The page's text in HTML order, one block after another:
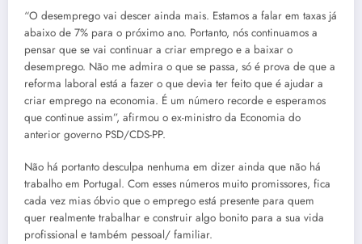
“O desemprego vai descer ainda mais. Estamos a falar em taxas já
abaixo de 7% para o próximo ano. Portanto, nós continuamos a
pensar que se vai continuar a criar emprego e a baixar o
desemprego. Não me admira o que se passa, só é prova de que a
reforma laboral está a fazer o que devia ter feito que é ajudar a
criar emprego na economia. É um número recorde e esperamos
que continue assim”, afirmou o ex-ministro da Economia do
anterior governo PSD/CDS-PP.
Não há portanto desculpa nenhuma em dizer ainda que não há
trabalho em Portugal. Com esses números muito promissores, fica
cada vez mias óbvio que o emprego está presente para quem
quer realmente trabalhar e construir algo bonito para a sua vida
profissional e também pessoal/ familiar.